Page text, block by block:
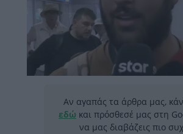
Αν αγαπάς τα άρθρα μας,
εδώ και πρόσθεσέ μας στη
να μας διαβάζεις πιο